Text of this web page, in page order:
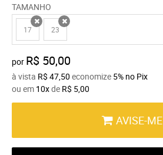
TAMANHO
17x 23x
por R$ 50,00
à vista R$ 47,50 economize 5% no Pix
ou em 10xde R$ 5,00
AVISE-ME